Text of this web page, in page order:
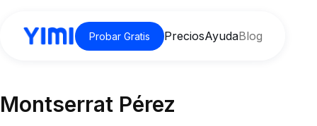
Probar Gratis PreciosAyudaBlog
Montserrat Pérez